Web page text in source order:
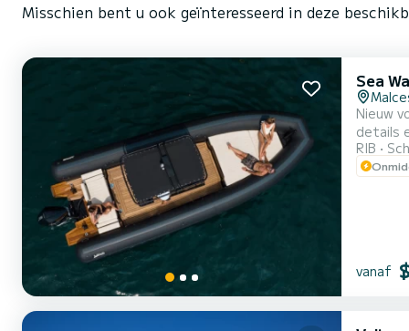
Misschien bent u ook geïnteresseerd in deze
Sea
Nieuw
details
gestoken als
RIB
vanaf